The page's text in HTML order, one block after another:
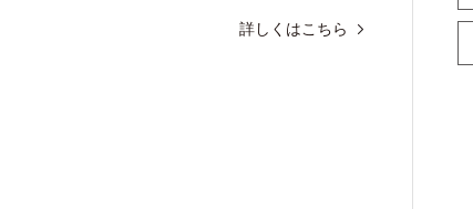
詳しくはこちら